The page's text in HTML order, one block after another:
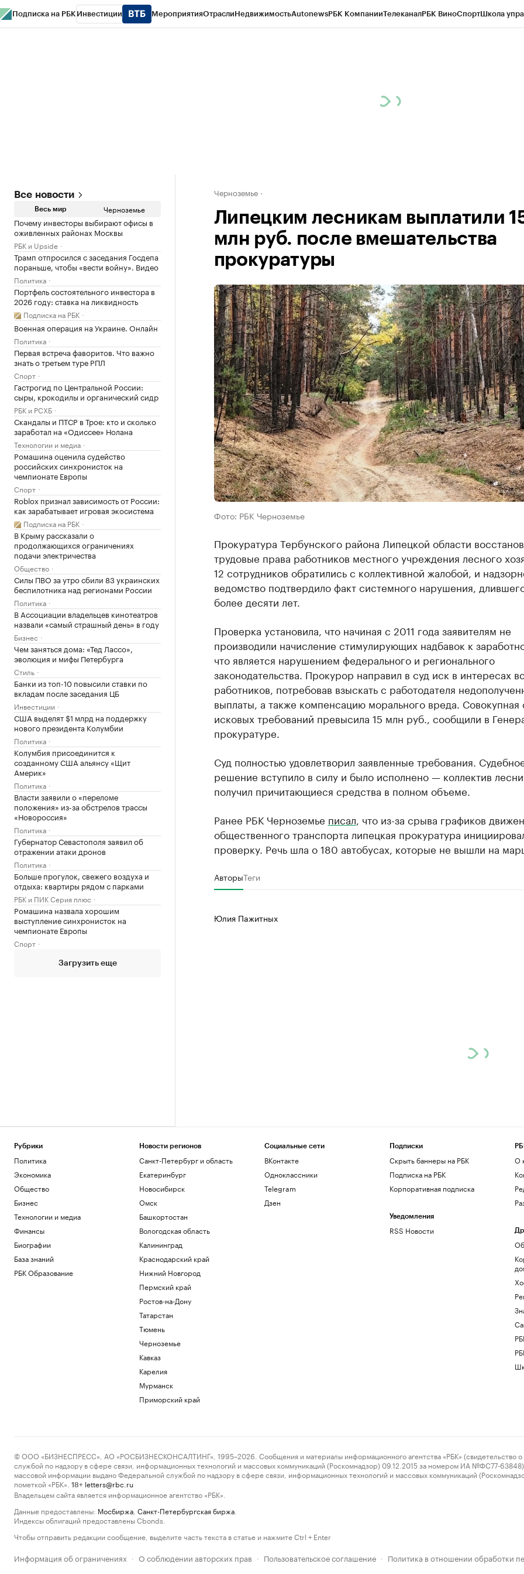
Подписка на РБК Инвестиции МероприятияОтраслиНедвижимостьAutonewsРБК КомпанииТелеканалРБК ВиноСпортШкола
Все новости
Весь мир Черноземье
Почему инвесторы выбирают офисы в
оживленных районах Москвы
РБК и Upside
Трамп отпросился с заседания Госдепа
пораньше, чтобы «вести войну». Видео
Политика
Портфель состоятельного инвестора в
2026 году: ставка на ликвидность
Подписка на РБК
Военная операция на Украине. Онлайн
Политика
Первая встреча фаворитов. Что важно
знать о третьем туре РПЛ
Спорт
Гастрогид по Центральной России:
сыры, крокодилы и органический сидр
РБК и РСХБ
Скандалы и ПТСР в Трое: кто и сколько
заработал на «Одиссее» Нолана
Технологии и медиа
Ромашина оценила судейство
российских синхронисток на
чемпионате Европы
Спорт
Roblox признал зависимость от России:
как зарабатывает игровая экосистема
Подписка на РБК
В Крыму рассказали о
продолжающихся ограничениях
подачи электричества
Общество
Силы ПВО за утро сбили 83 украинских
беспилотника над регионами России
Политика
В Ассоциации владельцев кинотеатров
назвали «самый страшный день» в году
Бизнес
Чем заняться дома: «Тед Лассо»,
эволюция и мифы Петербурга
Стиль
Банки из топ-10 повысили ставки по
вкладам после заседания ЦБ
Инвестиции
США выделят $1 млрд на поддержку
нового президента Колумбии
Политика
Колумбия присоединится к
созданному США альянсу «Щит
Америк»
Политика
Власти заявили о «переломе
положения» из-за обстрелов трассы
«Новороссия»
Политика
Губернатор Севастополя заявил об
отражении атаки дронов
Политика
Больше прогулок, свежего воздуха и
отдыха: квартиры рядом с парками
РБК и ПИК Серия плюс
Ромашина назвала хорошим
выступление синхронисток на
чемпионате Европы
Спорт
Загрузить еще
Черноземье
Липецким лесникам выплатили
млн руб. после вмешательства
прокуратуры
Фото: РБК Черноземье
Прокуратура Тербунского района Липецкой области
трудовые права работников местного учреждения лесного
12 сотрудников обратились с коллективной жалобой, и
ведомство подтвердило факт системного нарушения,
более десяти лет.
Проверка установила, что начиная с 2011 года заявителям не
производили начисление стимулирующих надбавок к
что является нарушением федерального и регионального
законодательства. Прокурор направил в суд иск в интересах
работников, потребовав взыскать с работодателя
выплаты, а также компенсацию морального вреда. Совокупная
исковых требований превысила 15 млн руб., сообщили в
прокуратуре.
Суд полностью удовлетворил заявленные требования.
решение вступило в силу и было исполнено — коллектив
получил причитающиеся средства в полном объеме.
Ранее РБК Черноземье писал , что из-за срыва графиков
общественного транспорта липецкая прокуратура
проверку. Речь шла о 180 автобусах, которые не вышли на
АвторыТеги
Юлия Пажитных
Рубрики
Политика
Экономика
Общество
Бизнес
Технологии и медиа
Финансы
Биографии
База знаний
РБК Образование
Новости регионов
Санкт-Петербург и область
Екатеринбург
Новосибирск
Омск
Башкортостан
Вологодская область
Калининград
Краснодарский край
Нижний Новгород
Пермский край
Ростов-на-Дону
Татарстан
Тюмень
Черноземье
Кавказ
Карелия
Мурманск
Приморский край
Социальные сети
ВКонтакте
Одноклассники
Telegram
Дзен
Подписки
Скрыть баннеры на РБК
Подписка на РБК
Корпоративная подписка
Уведомления
RSS Новости
О
© ООО «БИЗНЕСПРЕСС», АО «РОСБИЗНЕСКОНСАЛТИНГ», 1995–2026. Сообщения и материалы информационного агентства «РБК» (свидетельство о
службой по надзору в сфере связи, информационных технологий и массовых коммуникаций (Роскомнадзор) 09.12.2015 за номером ИА №ФС77-63848)
массовой информации выдано Федеральной службой по надзору в сфере связи, информационных технологий и массовых коммуникаций
пометкой «РБК».
18+ letters@rbc.ru
Владельцем сайта является информационное агентство «РБК».
Данные предоставлены: Мосбиржа Санкт-Петербургская биржа
Индексы облигаций предоставлены Cbonds.
Чтобы отправить редакции сообщение, выделите часть текста в статье и нажмите Ctrl + Enter
Информация об ограничениях · О соблюдении авторских прав · Пользовательское соглашение · Политика в отношении обработки